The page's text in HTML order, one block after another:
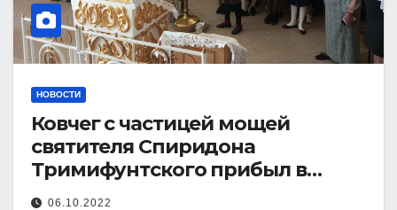
НОВОСТИ
Ковчег с частицей мощей
святителя Спиридона
Тримифунтского прибыл в
Центр «Умиление»
06.10.2022